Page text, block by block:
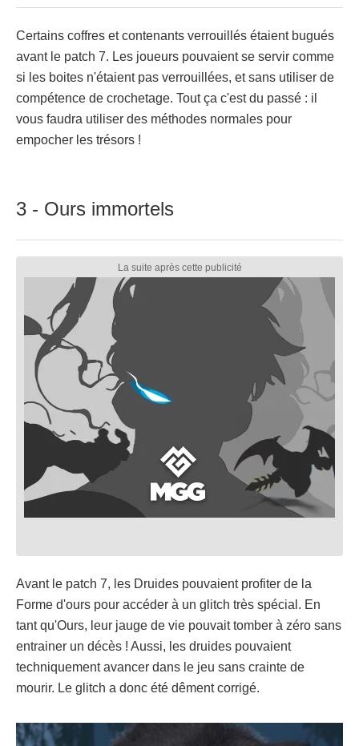
Certains coffres et contenants verrouillés étaient bugués
avant le patch 7. Les joueurs pouvaient se servir comme
si les boites n'étaient pas verrouillées, et sans utiliser de
compétence de crochetage. Tout ça c'est du passé : il
vous faudra utiliser des méthodes normales pour
empocher les trésors !
3 - Ours immortels
Avant le patch 7, les Druides pouvaient profiter de la
Forme d'ours pour accéder à un glitch très spécial. En
tant qu'Ours, leur jauge de vie pouvait tomber à zéro sans
entrainer un décès ! Aussi, les druides pouvaient
techniquement avancer dans le jeu sans crainte de
mourir. Le glitch a donc été dêment corrigé.